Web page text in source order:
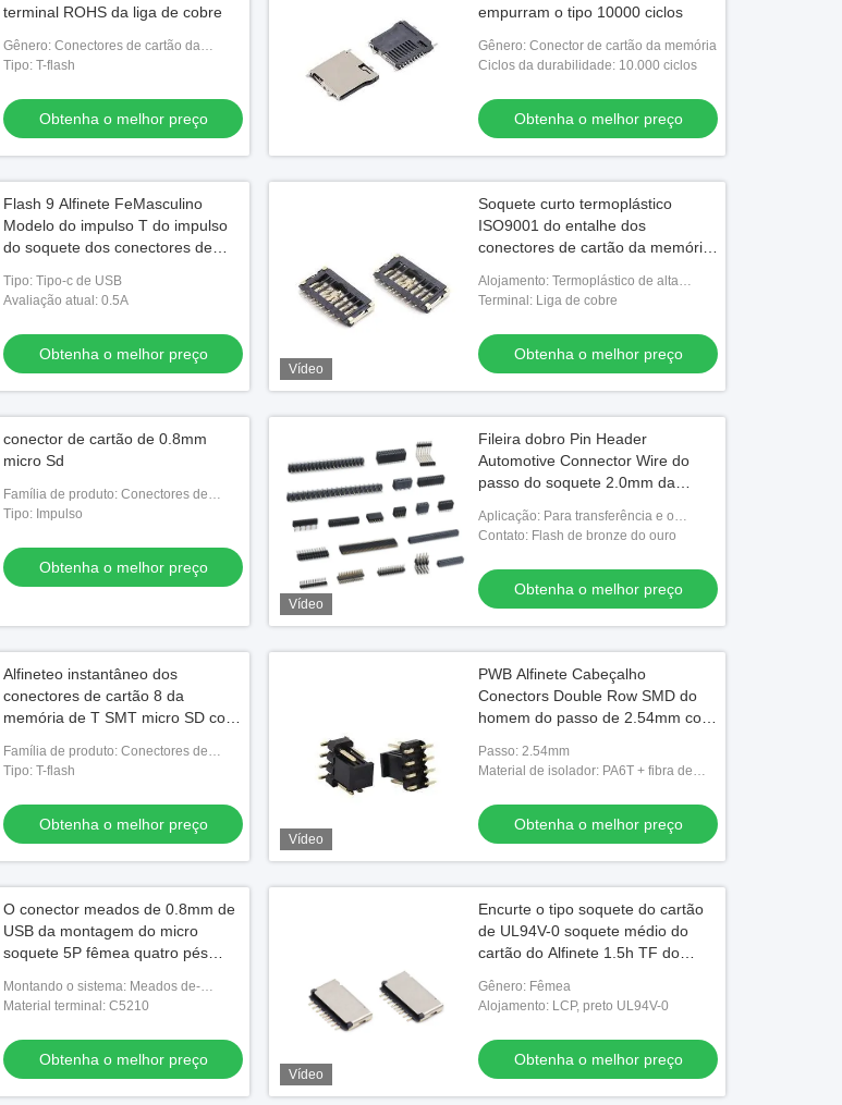
terminal ROHS da liga de cobre
Gênero: Conectores de cartão da
memóriaTipo: T-flash
Obtenha o melhor preço
empurram o tipo 10000 ciclos
Gênero: Conector de cartão da memória
Ciclos da durabilidade: 10.000 ciclos
Obtenha o melhor preço
Flash 9 Alfinete FeMasculino
Modelo do impulso T do impulso
do soquete dos conectores de
SD
Tipo: Tipo-c de USB
Avaliação atual: 0.5A
Obtenha o melhor preço
Vídeo
Soquete curto termoplástico
ISO9001 do entalhe dos
conectores de cartão da memória
Alojamento: Termoplástico de alta
temperaturaTerminal: Liga de cobre
Obtenha o melhor preço
conector de cartão de 0.8mm
micro Sd
Família de produto: Conectores de
cartão da memória
Tipo: Impulso
Obtenha o melhor preço
Vídeo
Fileira dobro Pin Header
Automotive Connector Wire do
passo do soquete 2.0mm da
Aplicação: Para transferência e o
carregamento de dados
Contato: Flash de bronze do ouro
Obtenha o melhor preço
Alfineteo instantâneo dos
conectores de cartão 8 da
memória de T SMT micro SD com
Família de produto: Conectores de
cartão da memória
Tipo: T-flash
Obtenha o melhor preço
Vídeo
PWB Alfinete Cabeçalho
Conectors Double Row SMD do
homem do passo de 2.54mm com
Passo: 2.54mm
Material de isolador: PA6T + fibra de
Obtenha o melhor preço
O conector meados de 0.8mm de
USB da montagem do micro
soquete 5P fêmea quatro pés
Montando o sistema: Meados de-
montagem
Material terminal: C5210
Obtenha o melhor preço
Vídeo
Encurte o tipo soquete do cartão
de UL94V-0 soquete médio do
cartão do Alfinete 1.5h TF do
Gênero: Fêmea
Alojamento: LCP, preto UL94V-0
Obtenha o melhor preço